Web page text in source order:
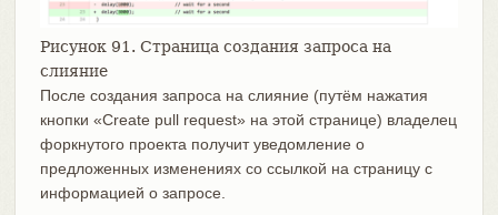
Рисунок 91. Страница создания запроса на
слияние
После создания запроса на слияние (путём нажатия
кнопки «Create pull request» на этой странице) владелец
форкнутого проекта получит уведомление о
предложенных изменениях со ссылкой на страницу с
информацией о запросе.